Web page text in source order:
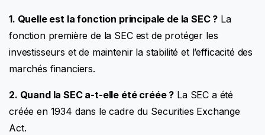
1. Quelle est la fonction principale de la SEC ? La
fonction première de la SEC est de protéger les
investisseurs et de maintenir la stabilité et l’efficacité des
marchés financiers.
2. Quand la SEC a-t-elle été créée ? La SEC a été
créée en 1934 dans le cadre du Securities Exchange
Act.